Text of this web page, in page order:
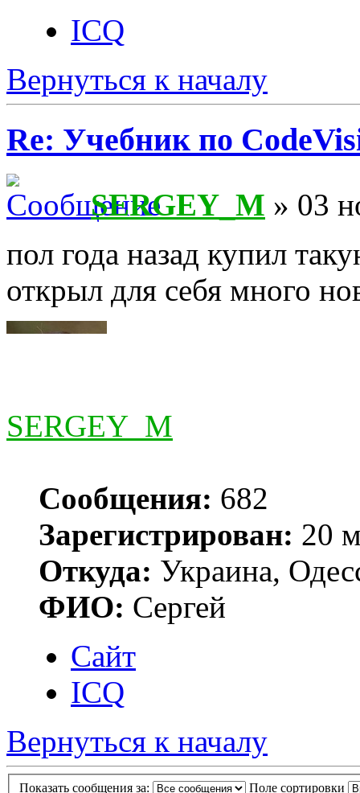
ICQ
Вернуться к началу
Re: Учебник по
SERGEY_M » 03
пол года назад купил
открыл для себя много
SERGEY_M
Сообщения: 682
Зарегистрирован: 20
Откуда: Украина,
ФИО: Сергей
Сайт
ICQ
Вернуться к началу
Показать сообщения за: Поле сортировки